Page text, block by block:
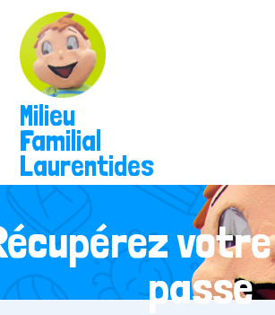
Milieu
Familial
Laurentides
passe